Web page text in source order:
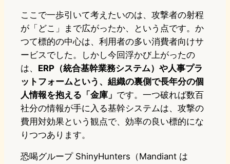
ここで一歩引いて考えたいのは、攻撃者の射程
が「どこ」まで広がったか、という点です。か
つて標的の中心は、利用者の多い消費者向けサ
ービスでした。しかし今回浮かび上がったの
は、 ERP（統合基幹業務システム）や人事プラ
ットフォームという、組織の裏側で長年分の個
人情報を抱える「金庫」 です。一つ破れば数百
社分の情報が手に入る基幹システムは、攻撃の
費用対効果という観点で、効率の良い標的にな
りつつあります。
恐喝グループ ShinyHunters（Mandiant は